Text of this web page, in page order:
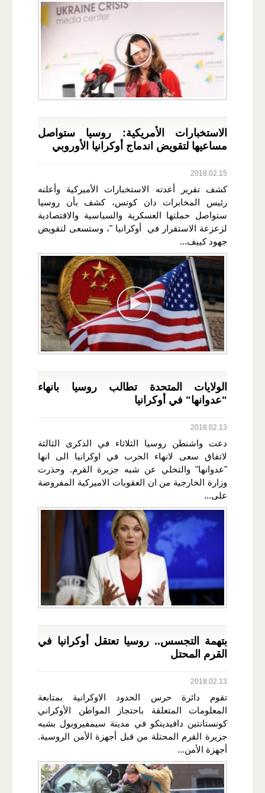
الاستخبارات الأمريكية: روسيا ستواصل
مساعيها لتقويض اندماج أوكرانيا الأوروبي
2018.02.15
كشف تقرير أعدته الاستخبارات الأميركية وأعلنه
رئيس المخابرات دان كوتس، كشف بأن روسيا
ستواصل حملتها العسكرية والسياسية والاقتصادية
لزعزعة الاستقرار في أوكرانيا "، وستسعى لتقويض
جهود كييف...
الولايات المتحدة تطالب روسيا بانهاء
"عدوانها" في أوكرانيا
2018.02.13
دعت واشنطن روسيا الثلاثاء في الذكرى الثالثة
لاتفاق سعى لانهاء الحرب في اوكرانيا الى انها
"عدوانها" والتخلي عن شبه جزيرة القرم. وحذرت
وزارة الخارجية من ان العقوبات الاميركية المفروضة
على...
بتهمة التجسس.. روسيا تعتقل أوكرانيا في
القرم المحتل
2018.02.13
تقوم دائرة حرس الحدود الاوكرانية بمتابعة
المعلومات المتعلقة باحتجاز المواطن الأوكراني
كونستانتين دافيدينكو في مدينة سيمفيروبول بشبه
جزيرة القرم المحتلة من قبل أجهزة الأمن الروسية.
أجهزة الأمن...